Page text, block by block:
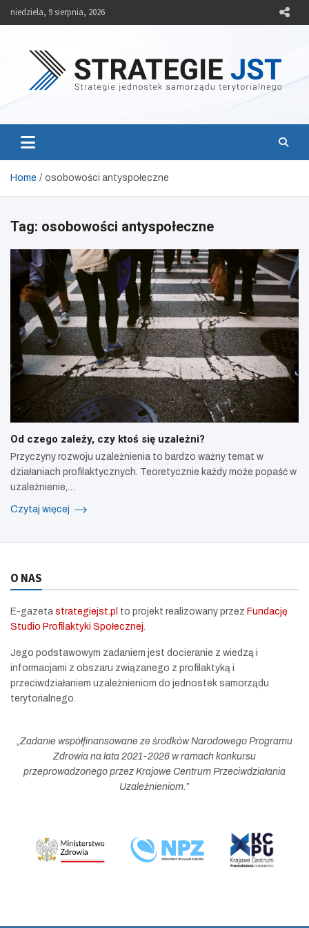
Skipniedziela, 9 sierpnia, 2026
Strategie JST
Home osobowości antyspołeczne
Tag: osobowości antyspołeczne
Od czego zależy, czy ktoś się uzależni?
Przyczyny rozwoju uzależnienia to bardzo ważny temat w
działaniach profilaktycznych. Teoretycznie każdy może popaść w
uzależnienie,…
Czytaj więcej
O NAS
E-gazeta strategiejst.pl to projekt realizowany przez Fundację
Studio Profilaktyki Społecznej
Jego podstawowym zadaniem jest docieranie z wiedzą i
informacjami z obszaru związanego z profilaktyką i
przeciwdziałaniem uzależnieniom do jednostek samorządu
terytorialnego.
Zadanie współfinansowane ze środków Narodowego Programu
Zdrowia na lata 2021-2026 w ramach konkursu
przeprowadzonego przez Krajowe Centrum Przeciwdziałania
Uzależnieniom. ”